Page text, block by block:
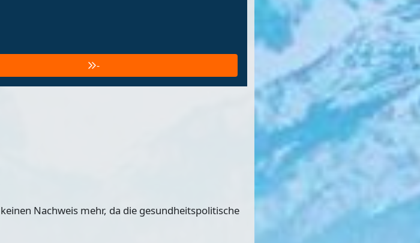
-
Nachweis mehr, da die gesundheitspolitische